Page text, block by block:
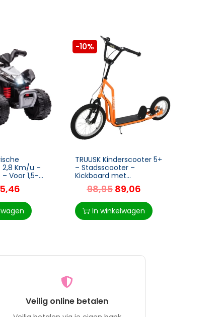
2,8 Km/u –
Voor 1,5-3
65,5 x 38,5
-10%
TRUUSK Kinderscooter 5+
– Stadsscooter –
Kickboard met
Luchtbanden – Oranje –
135 x 58 x 88-94 cm
98,95 89,06
In winkelwagen
Veilig online betalen